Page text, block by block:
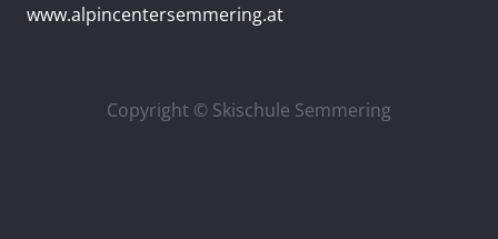
www.alpincentersemmering.at
Copyright © Skischule Semmering